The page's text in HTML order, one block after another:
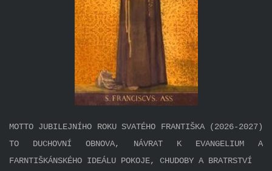
MOTTO JUBILEJNÍHO ROKU SVATÉHO FRANTIŠKA (2026-2027)
TO DUCHOVNÍ OBNOVA, NÁVRAT K EVANGELIUM A
FARNTIŠKÁNSKÉHO IDEÁLU POKOJE, CHUDOBY A BRATRSTVÍ